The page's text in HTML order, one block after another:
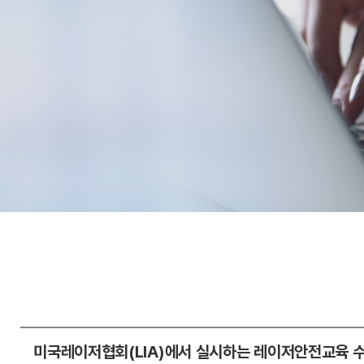
미국레이저협회(LIA)에서 실시하는 레이저안전교육